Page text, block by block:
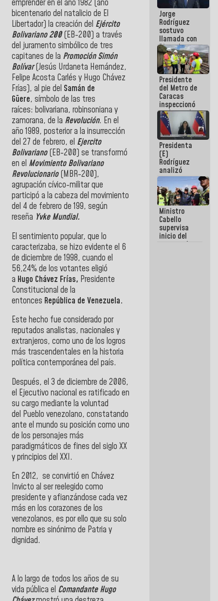
emprender en el año 1982 (año
bicentenario del natalicio de El
Libertador) la creación del Ejército
Bolivariano 200(EB-200) a través
del juramento simbólico de tres
capitanes de la Promoción Simón
Bolívar(Jesús Urdaneta Hernández,
Felipe Acosta Carlés y Hugo Chávez
Frías), al pie del Samán de
Güere, símbolo de las tres
raíces: bolivariana, robinsoniana y
zamorana, de la Revolución. En el
año 1989, posterior a la insurrección
del 27 de febrero, el Ejercito
Bolivariano(EB-200) se transformó
en el Movimiento Bolivariano
Revolucionario(MBR-200),
agrupación cívico-militar que
participó a la cabeza del movimiento
del 4 de febrero de 199, según
reseña Yvke Mundial.
El sentimiento popular, que lo
caracterizaba, se hizo evidente el 6
de diciembre de 1998, cuando el
56,24% de los votantes eligió
a Hugo Chávez Frías, Presidente
Constitucional de la
entonces República de Venezuela.
Este hecho fue considerado por
reputados analistas, nacionales y
extranjeros, como uno de los logros
más trascendentales en la historia
política contemporánea del país.
Después, el 3 de diciembre de 2006,
el Ejecutivo nacional es ratificado en
su cargo mediante la voluntad
del Pueblo venezolano, constatando
ante el mundo su posición como uno
de los personajes más
paradigmáticos de fines del siglo XX
y principios del XXI.
En 2012, se convirtió en Chávez
Invicto al ser reelegido como
presidente y afianzándose cada vez
más en los corazones de los
venezolanos, es por ello que su solo
nombre es sinónimo de Patria y
dignidad.
A lo largo de todos los años de su
vida pública el Comandante Hugo
a servidores
públicos
Jorge
Rodríguez
sostuvo
llamada con
Dinorah
Figuera y
acuerdan
primer
encuentro
presencial
para el
diálogo
Presidente
del Metro de
Caracas
inspeccionó
trabajos de
rehabilitación
y
modernización
de la vía
férrea
Presidenta
(E)
Rodríguez
analizó
junto a
gobernadores
planes de
recuperación
del Sistema
Eléctrico
Nacional
Ministro
Cabello
supervisa
inicio del
proceso de